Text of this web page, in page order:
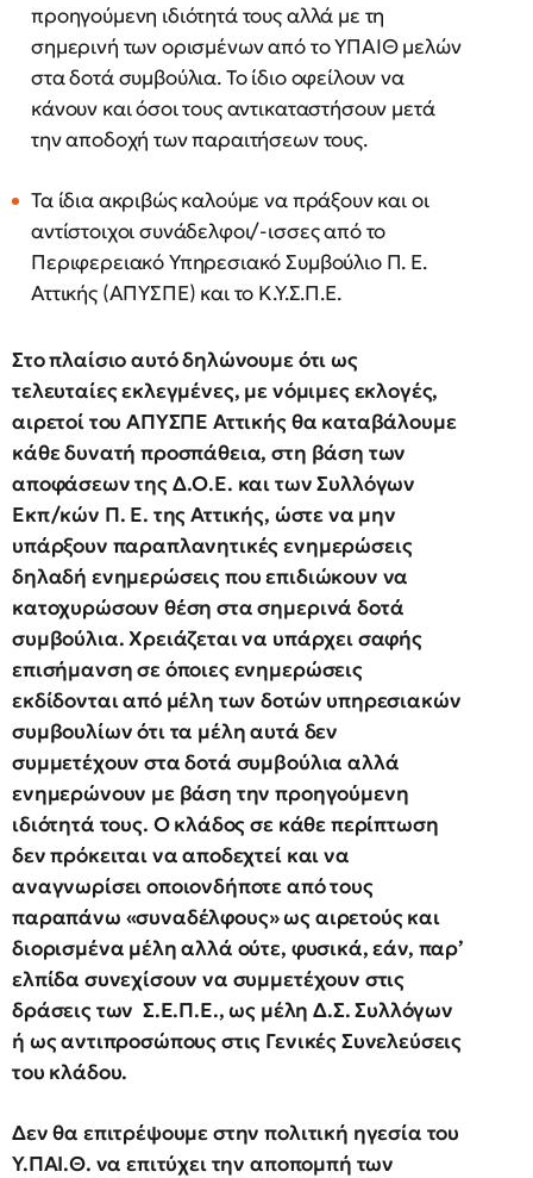
προηγούμενη ιδιότητά τους αλλά με τη
σημερινή των ορισμένων από το ΥΠΑΙΘ μελών
στα δοτά συμβούλια. Το ίδιο οφείλουν να
κάνουν και όσοι τους αντικαταστήσουν μετά
την αποδοχή των παραιτήσεων τους.
Τα ίδια ακριβώς καλούμε να πράξουν και οι
αντίστοιχοι συνάδελφοι/-ισσες από το
Περιφερειακό Υπηρεσιακό Συμβούλιο Π. Ε.
Αττικής (ΑΠΥΣΠΕ) και το Κ.Υ.Σ.Π.Ε.
Στο πλαίσιο αυτό δηλώνουμε ότι ως
τελευταίες εκλεγμένες, με νόμιμες εκλογές,
αιρετοί του ΑΠΥΣΠΕ Αττικής θα καταβάλουμε
κάθε δυνατή προσπάθεια, στη βάση των
αποφάσεων της Δ.Ο.Ε. και των Συλλόγων
Εκπ/κών Π. Ε. της Αττικής, ώστε να μην
υπάρξουν παραπλανητικές ενημερώσεις
δηλαδή ενημερώσεις που επιδιώκουν να
κατοχυρώσουν θέση στα σημερινά δοτά
συμβούλια. Χρειάζεται να υπάρχει σαφής
επισήμανση σε όποιες ενημερώσεις
εκδίδονται από μέλη των δοτών υπηρεσιακών
συμβουλίων ότι τα μέλη αυτά δεν
συμμετέχουν στα δοτά συμβούλια αλλά
ενημερώνουν με βάση την προηγούμενη
ιδιότητά τους. Ο κλάδος σε κάθε περίπτωση
δεν πρόκειται να αποδεχτεί και να
αναγνωρίσει οποιονδήποτε από τους
παραπάνω «συναδέλφους» ως αιρετούς και
διορισμένα μέλη αλλά ούτε, φυσικά, εάν, παρ’
ελπίδα συνεχίσουν να συμμετέχουν στις
δράσεις των Σ.Ε.Π.Ε., ως μέλη Δ.Σ. Συλλόγων
ή ως αντιπροσώπους στις Γενικές Συνελεύσεις
του κλάδου.
Δεν θα επιτρέψουμε στην πολιτική ηγεσία του
Υ.ΠΑΙ.Θ. να επιτύχει την αποπομπή των